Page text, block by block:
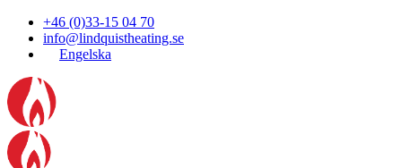
+46 (0)33-15 04 70
info@lindquistheating.se
Engelska